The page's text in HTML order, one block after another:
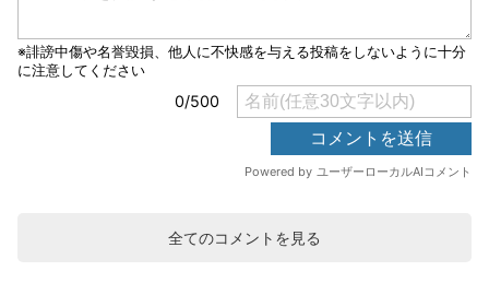
全てのコメントを見る